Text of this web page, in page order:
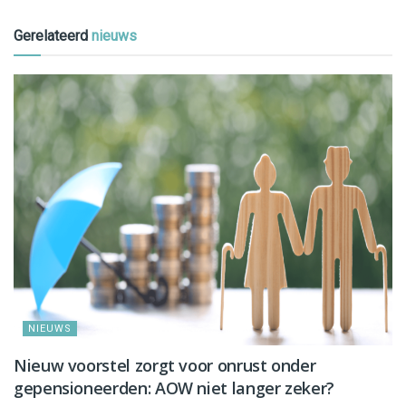
Gerelateerd nieuws
NIEUWS
Nieuw voorstel zorgt voor onrust onder
gepensioneerden: AOW niet langer zeker?